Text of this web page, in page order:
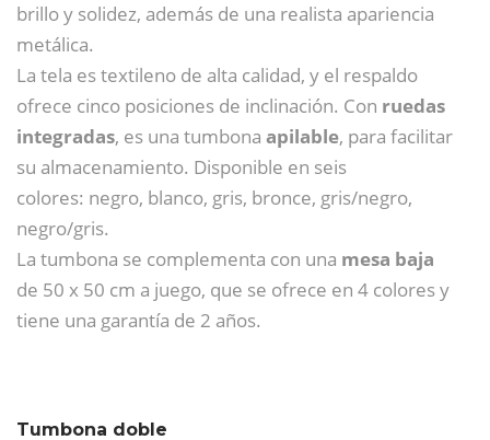
brillo y solidez, además de una realista apariencia
metálica.
La tela es textileno de alta calidad, y el respaldo
ofrece cinco posiciones de inclinación. Con ruedas
integradas, es una tumbona apilable, para facilitar
su almacenamiento. Disponible en seis
colores: negro, blanco, gris, bronce, gris/negro,
negro/gris.
La tumbona se complementa con una mesa baja
de 50 x 50 cm a juego, que se ofrece en 4 colores y
tiene una garantía de 2 años.
Tumbona doble